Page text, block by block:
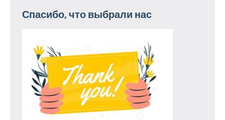
Спасибо, что выбрали нас